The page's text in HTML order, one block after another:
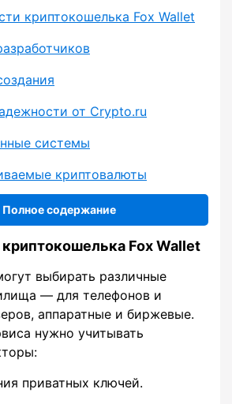
криптокошелька Fox Wallet
от Crypto.ru
системы
криптовалюты
Полное содержание
Fox Wallet
выбирать различные
— для телефонов и
аппаратные и биржевые.
нужно учитывать
приватных ключей.